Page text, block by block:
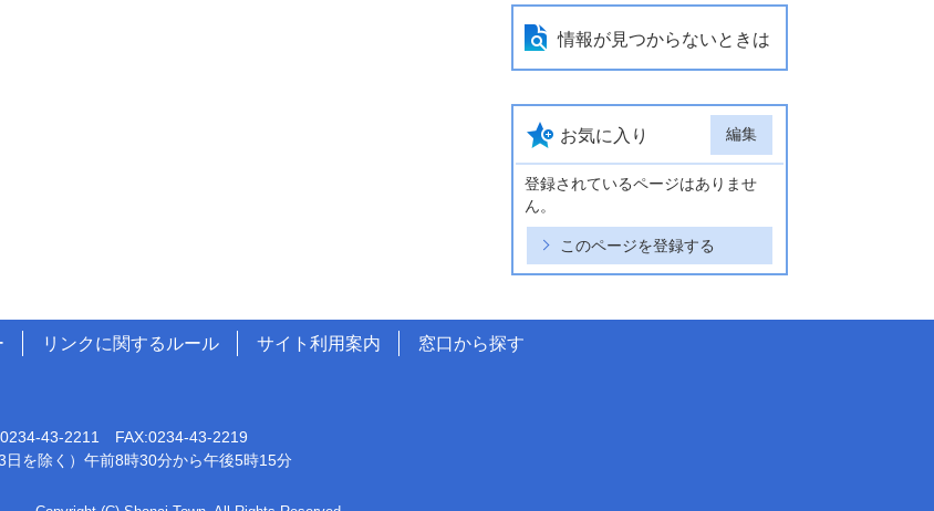
情報が見つからないときは
お気に入り 編集
登録されているページはありませ
ん。
このページを登録する
リンクに関するルール サイト利用案内 窓口から探す
43-2211 FAX:0234-43-2219
を除く）午前8時30分から午後5時15分